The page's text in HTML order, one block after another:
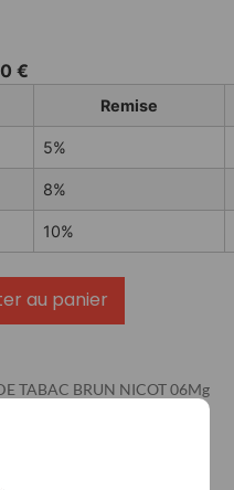
€
Remise
5%
8%
10%
au panier
TABAC BRUN NICOT 06Mg